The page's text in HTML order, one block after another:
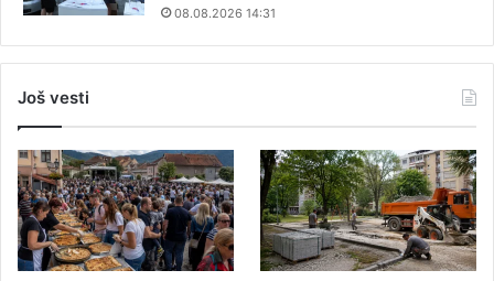
08.08.2026 14:31
Još vesti